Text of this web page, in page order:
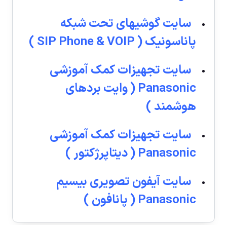
سایت گوشیهاى تحت شبکه
پاناسونیک ( SIP Phone & VOIP )
سایت تجهیزات کمک آموزشى
Panasonic ( وایت بردهاى
هوشمند )
سایت تجهیزات کمک آموزشى
Panasonic ( دیتاپرژکتور )
سایت آیفون تصویری بیسیم
Panasonic ( پانافون )